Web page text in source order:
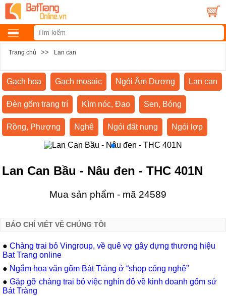
Trang chủ >> Lan can
Gạch hoa Gạch mosaic Ngói Âm Dương Lan can
Đèn gốm trang trí Kìm nóc, Đao Sen, Bóng
Rồng, Phượng Nghê Ngói đất nung Ngói lợp
Lan Can Bầu - Nâu đen - THC 401N
Mua sản phẩm - mã 24589
BÁO CHÍ VIẾT VỀ CHÚNG TÔI
● Chàng trai bỏ Vingroup, về quê vợ gây dựng thương hiệu
Bat Trang online
● Ngắm hoa văn gốm Bát Tràng ở “shop công nghệ”
● Gặp gỡ chàng trai bỏ việc nghìn đô về kinh doanh gốm sứ
Bát Tràng